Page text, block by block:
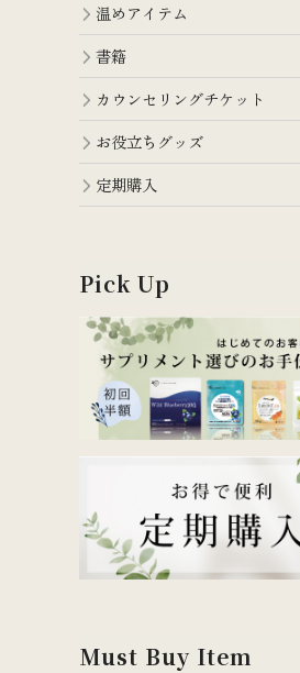
温めアイテム
書籍
カウンセリングチケット
お役立ちグッズ
定期購入
Pick Up
Must Buy Item